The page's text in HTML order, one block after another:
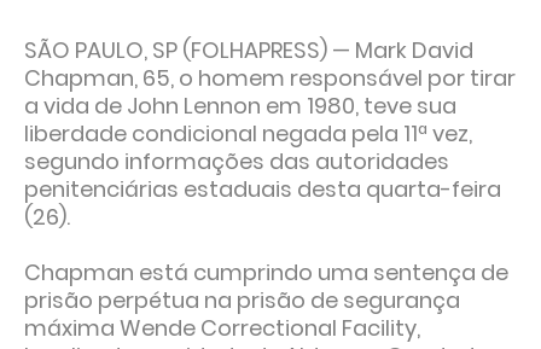
SÃO PAULO, SP (FOLHAPRESS) — Mark David
Chapman, 65, o homem responsável por tirar
a vida de John Lennon em 1980, teve sua
liberdade condicional negada pela 11ª vez,
segundo informações das autoridades
penitenciárias estaduais desta quarta-feira
(26).
Chapman está cumprindo uma sentença de
prisão perpétua na prisão de segurança
máxima Wende Correctional Facility,